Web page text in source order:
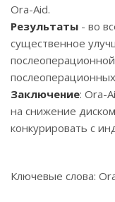
Ora-Aid.
Результаты - во
существенное
Заключение: Ora-
на снижение
конкурировать с
Ключевые слова: